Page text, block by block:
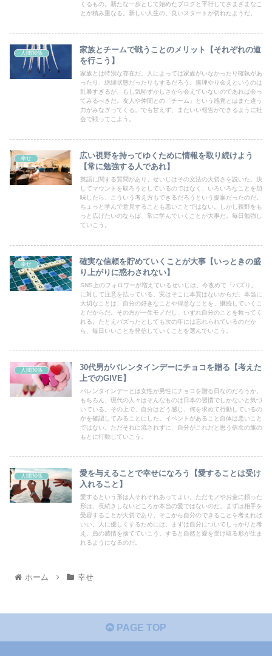
くるもの。新たな一歩として始めたブログと平行してさまざまなこ
とが積み重なる。新しい人生の、良いスタートが切れたようだ。
人間関係
家族とチームで戦うことのメリット【それぞれの道
を行こう】
家族とは特別な存在だ。人によっては家族がいなかったり確執があ
ったり、絶縁状態だったりもするだろう。無理やり会えというのは
乱暴すぎるが、もし気恥ずかしさから会えていないのであれば会っ
てみるべきだ。友人や仲間との「チーム」という感覚とはまた違う
力がみなぎってくる。でも甘えず、またいい報告ができるように社
会で戦ってこよう。
幸せ
広い視野を持ってゆくために情報を取り続けよう
【常に勉強する人であれ】
英語に関する質問があり、せいじはその文法の大切さを説いた。決
してマウントを取ろうとしているのではなく、いろいろなことを加
味したら、こういう考え方もできるだろうという提案だったのだ。
ちょっと学んで意見することも悪いことではない。しかし視野をも
っと広げたいのならば、常に学んでいくことが大事だ。毎日勉強し
ていこう。
幸せ
確実な信頼を貯めていくことが大事【いっときの盛
り上がりに惑わされない】
SNS上のフォロワーが増えているせいじは、今改めて「バズり」
に対して注意を払っている。実はそこに本質はないからだ。本当に
大切なことは、自分の好きなことや得意なことを、継続していくこ
とだからだ。その方が一生モノだし、いずれ自分のことを救ってく
れる。たとえバズったとしても次の年には忘れられているのだか
ら、毎日いいことを発信していくことを選んでいこう。
人間関係
30代男がバレンタインデーにチョコを贈る【考えた
上でのGIVE】
バレンタインデーとは女性が男性にチョコを贈る日なのだろうか。
もちろん、現代の人々はそんなものは日本の習慣でしかないと気づ
いている。その上で、自分はどう感じ、何を求めて行動しているの
かを確認してみることにした。イベントがあること自体は悪いこと
ではない。ただそれに流されずに、自分がこれだと思う信念の旗の
もとに行動していこう。
人間関係
愛を与えることで幸せになろう【愛することは受け
入れること】
愛するという形は人それぞれあってよい。ただモノやお金に頼った
形は、長続きしないどころか本当の愛ではないのだ。まずは相手を
受容することが大切であり、そこから自分のできることを考えれば
いい。人に優しくするためには、まずは自分についてしっかりと考
え、負の感情を捨てていこう。すると自然と愛を受け取る形が生ま
れるようになるのだ。
ホーム 幸せ
PAGE TOP